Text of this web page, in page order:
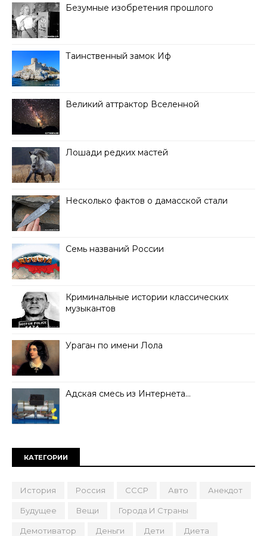
Безумные изобретения прошлого
Таинственный замок Иф
Великий аттрактор Вселенной
Лошади редких мастей
Несколько фактов о дамасской стали
Семь названий России
Криминальные истории классических
музыкантов
Ураган по имени Лола
Адская смесь из Интернета…
КАТЕГОРИИ
История Россия СССР Авто Анекдот
Будущее Вещи Города И Страны
Демотиватор Деньги Дети Диета